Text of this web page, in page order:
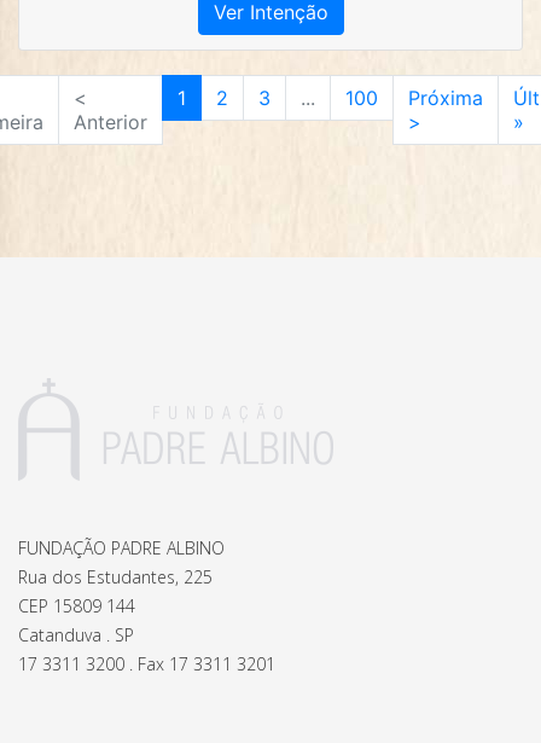
FUNDAÇÃO PADRE ALBINO
Rua dos Estudantes, 225
CEP 15809 144
Catanduva . SP
17 3311 3200 . Fax 17 3311 3201